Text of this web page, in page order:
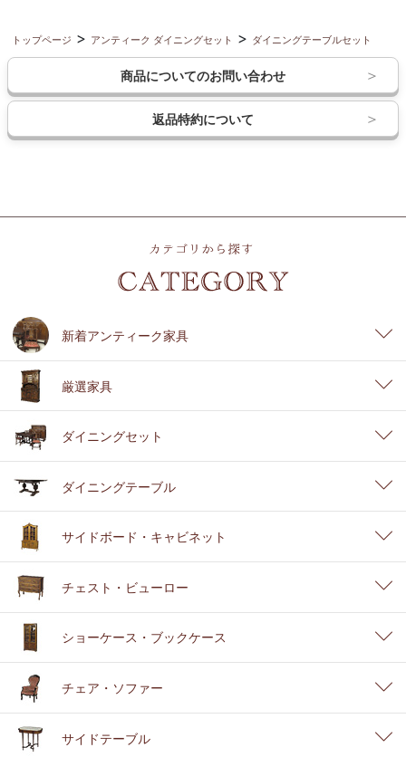
トップページ アンティーク ダイニングセット ダイニングテーブルセット
商品についてのお問い合わせ
返品特約について
新着アンティーク家具
厳選家具
ダイニングセット
ダイニングテーブル
サイドボード・キャビネット
チェスト・ビューロー
ショーケース・ブックケース
チェア・ソファー
サイドテーブル